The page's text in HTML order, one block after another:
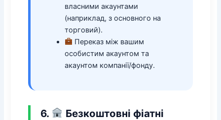
власними акаунтами
(наприклад, з основного на
торговий).
Переказ між вашим
особистим акаунтом та
акаунтом компанії/фонду.
6.
Безкоштовні фіатні